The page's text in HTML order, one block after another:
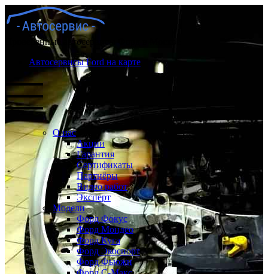
Проверенные автосервисы Форд в Москве
Автосервисы Ford на карте
О нас
Акции
Гарантия
Сертификаты
Партнёры
Видео работ
Эксперт
Модели
Форд Фокус
Форд Мондео
Форд Куга
Форд Экоспорт
Форд Фьюжн